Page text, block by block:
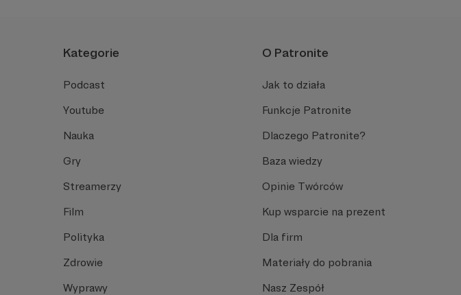
Kategorie
Podcast
Youtube
Nauka
Gry
Streamerzy
Film
Polityka
Zdrowie
Wyprawy
O Patronite
Jak to działa
Funkcje Patronite
Dlaczego Patronite?
Baza wiedzy
Opinie Twórców
Kup wsparcie na prezent
Dla firm
Materiały do pobrania
Nasz Zespół